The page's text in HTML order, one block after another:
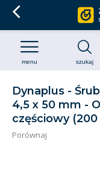
szukaj
menu
Dynaplus -
4,5 x 50 mm -
częściowy
Porównaj